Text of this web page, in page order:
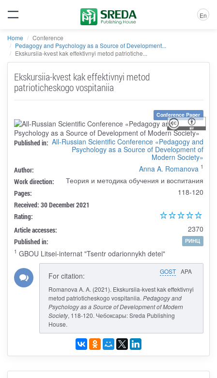
En
Home
Conference
Pedagogy and Psychology as a Source of Development...
Ekskursiia-kvest kak effektivnyi metod patriotiche...
Ekskursiia-kvest kak effektivnyi metod
patrioticheskogo vospitaniia
Conference Paper
Published in: All-Russian Scientific Conference «Pedagogy and
Psychology as a Source of Development of
Modern Society»
Author: Anna A. Romanova 1
Work direction: Теория и методика обучения и воспитания
Pages: 118-120
Received: 30 December 2021
Rating:
Article accesses:
2370
Published in:
РИНЦ
1 GBOU Litsei-internat "Tsentr odarionnykh detei"
GOST APA
For citation:
Romanova A. A. (2021). Ekskursiia-kvest kak effektivnyi
metod patrioticheskogo vospitaniia. Pedagogy and
Psychology as a Source of Development of Modern
Society, 118-120. Чебоксары: Sreda Publishing
House.